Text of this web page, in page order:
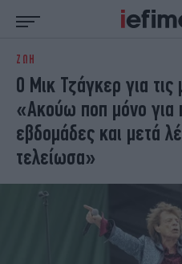
ΕΙΔΗΣΕΙΣ
NON PAPER
ΟΙΚΟΝΟΜΙΑ
ΠΟΛΙΤΙΣΜΟΣ
ΖΩΗ
ΓΥΝΑΙΚΑ
ΖΩΗ
Ο Μικ Τζάγκερ για τις
«Ακούω ποπ μόνο για
εβδομάδες και μετά
τελείωσα»